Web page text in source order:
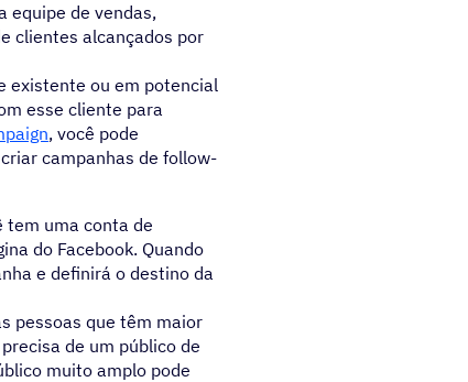
equipe de vendas,
clientes alcançados por
existente ou em potencial
esse cliente para
, você pode
campanhas de follow-
tem uma conta de
do Facebook. Quando
e definirá o destino da
pessoas que têm maior
de um público de
muito amplo pode